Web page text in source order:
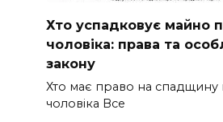
Хто успадковує майно
чоловіка: права та
закону
Хто має право на спадщину
чоловіка Все